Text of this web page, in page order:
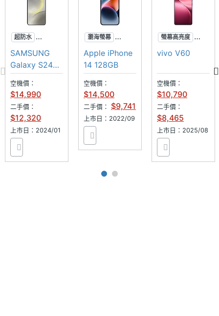
3.0 快充
◎ 支援 microSD 記憶卡擴充，最高可擴充至 2TB 儲
存空間
※本文為 SOGI 手機王版權所有，未經授權不得轉載使用※
主相機
光圈F
主相機
等效焦
距
主相機
LED補
光燈
主相機
自動對
超防水
專業攝影
AI手機
SAMSUNG
Galaxy S24
256GB
空機價：
$14,990
二手價：
$12,320
上市日：2024/01
瀏海螢幕
超強防手震
車禍偵測
Apple iPhone
14 128GB
空機價：
$14,500
二手價： $9,741
上市日：2022/09
螢幕高亮度
蔡司影像
vivo V60
空機價：
$10,790
二手價：
$8,465
上市日：2025/08